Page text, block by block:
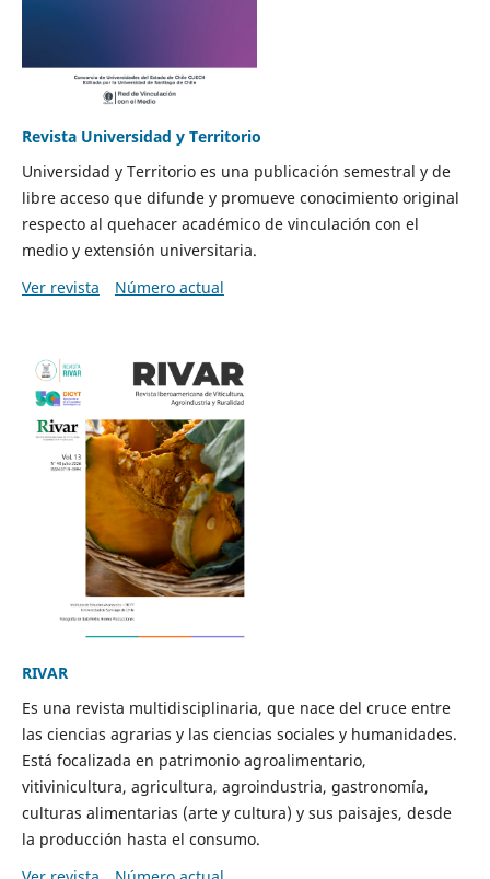
Revista Universidad y Territorio
Universidad y Territorio es una publicación semestral y de
libre acceso que difunde y promueve conocimiento original
respecto al quehacer académico de vinculación con el
medio y extensión universitaria.
Ver revista
Número actual
RIVAR
Es una revista multidisciplinaria, que nace del cruce entre
las ciencias agrarias y las ciencias sociales y humanidades.
Está focalizada en patrimonio agroalimentario,
vitivinicultura, agricultura, agroindustria, gastronomía,
culturas alimentarias (arte y cultura) y sus paisajes, desde
la producción hasta el consumo.